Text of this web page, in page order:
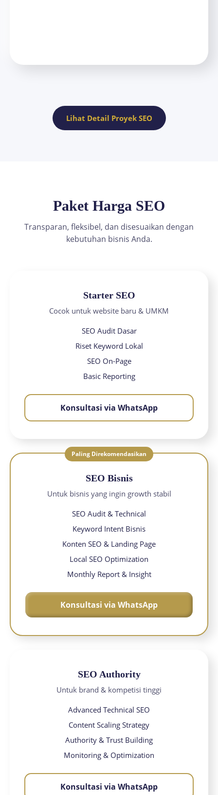
Lihat Detail Proyek SEO
Paket Harga SEO
Transparan, fleksibel, dan disesuaikan dengan
kebutuhan bisnis Anda.
Starter SEO
Cocok untuk website baru & UMKM
SEO Audit Dasar
Riset Keyword Lokal
SEO On-Page
Basic Reporting
Konsultasi via WhatsApp
Paling Direkomendasikan
SEO Bisnis
Untuk bisnis yang ingin growth stabil
SEO Audit & Technical
Keyword Intent Bisnis
Konten SEO & Landing Page
Local SEO Optimization
Monthly Report & Insight
Konsultasi via WhatsApp
SEO Authority
Untuk brand & kompetisi tinggi
Advanced Technical SEO
Content Scaling Strategy
Authority & Trust Building
Monitoring & Optimization
Konsultasi via WhatsApp